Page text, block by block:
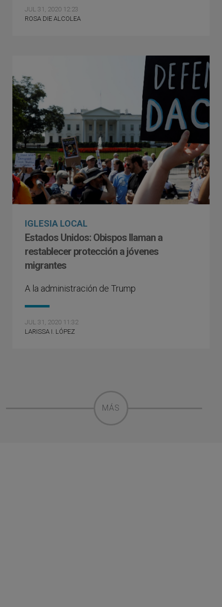
JUL 31, 2020 12:23
ROSA DIE ALCOLEA
IGLESIA LOCAL
Estados Unidos: Obispos llaman a
restablecer protección a jóvenes
migrantes
A la administración de Trump
JUL 31, 2020 11:32
LARISSA I. LÓPEZ
MÁS